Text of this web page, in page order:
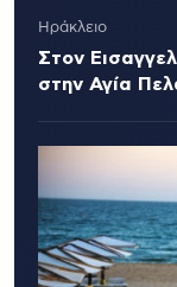
Ηράκλειο
Στον
στην Αγία